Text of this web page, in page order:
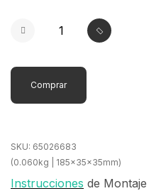
Comprar
SKU: 65026683
(0.060kg | 185x35x35mm)
Instrucciones de Montaje